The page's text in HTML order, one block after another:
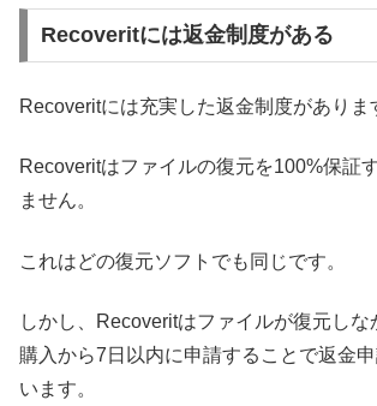
Recoveritには返金制度がある
Recoveritには充実した返金制度がありま
Recoveritはファイルの復元を100%保証
ません。
これはどの復元ソフトでも同じです。
しかし、Recoveritはファイルが復元しな
購入から7日以内に申請することで返金
います。